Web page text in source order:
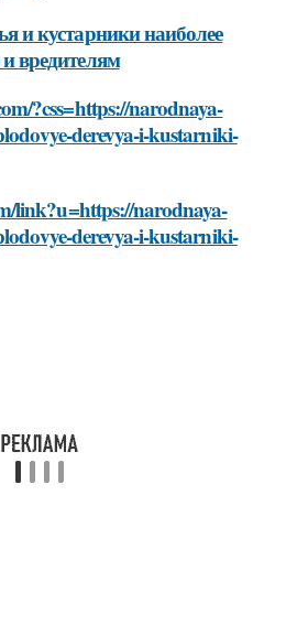
и кустарники наиболее
вредителям
?css=https://narodnaya-
derevya-i-kustarniki-
link?u=https://narodnaya-
derevya-i-kustarniki-